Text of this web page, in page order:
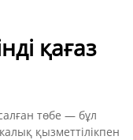
қағаз
төбе — бұл
қызметтілікпен